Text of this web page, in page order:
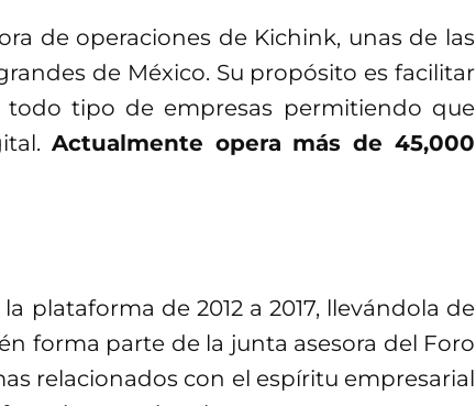
de operaciones de Kichink, unas de las
de México. Su propósito es facilitar
tipo de empresas permitiendo que
Actualmente opera más de 45,000
plataforma de 2012 a 2017, llevándola de
forma parte de la junta asesora del Foro
relacionados con el espíritu empresarial